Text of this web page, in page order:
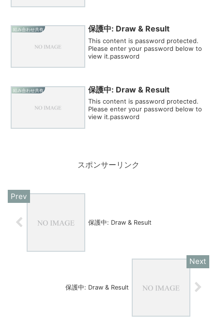
組み合わせ共有 保護中: Draw & Result
This content is password protected.
Please enter your password below to
view it.password
組み合わせ共有 保護中: Draw & Result
This content is password protected.
Please enter your password below to
view it.password
スポンサーリンク
保護中: Draw & Result
保護中: Draw & Result